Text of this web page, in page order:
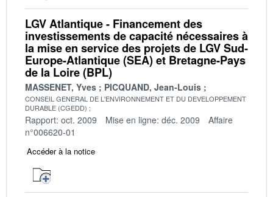
LGV Atlantique - Financement des
investissements de capacité nécessaires à
la mise en service des projets de LGV Sud-
Europe-Atlantique (SEA) et Bretagne-Pays
de la Loire (BPL)
MASSENET, Yves PICQUAND, Jean-Louis
CONSEIL GENERAL DE L'ENVIRONNEMENT ET DU DEVELOPPEMENT
DURABLE (CGEDD)
Rapport: oct. 2009 Mise en ligne: déc. 2009
Affaire
n°006620-01
Accéder à la notice